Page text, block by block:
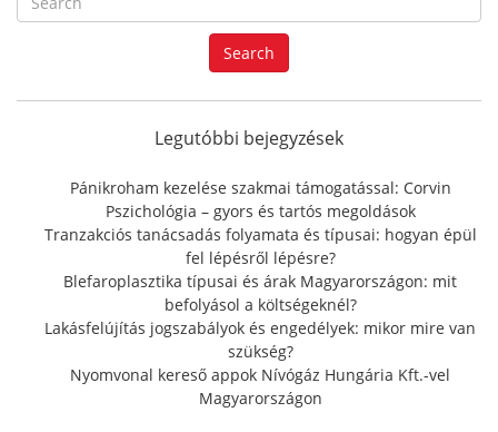
e
a
r
f
r
:
Search
Legutóbbi bejegyzések
Pánikroham kezelése szakmai támogatással: Corvin
Pszichológia – gyors és tartós megoldások
Tranzakciós tanácsadás folyamata és típusai: hogyan épül
fel lépésről lépésre?
Blefaroplasztika típusai és árak Magyarországon: mit
befolyásol a költségeknél?
Lakásfelújítás jogszabályok és engedélyek: mikor mire van
szükség?
Nyomvonal kereső appok Nívógáz Hungária Kft.-vel
Magyarországon